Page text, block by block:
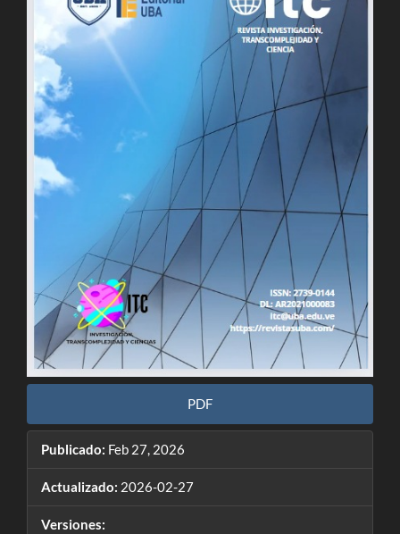
artículo
PDF
Publicado: Feb 27, 2026
Actualizado: 2026-02-27
Versiones: